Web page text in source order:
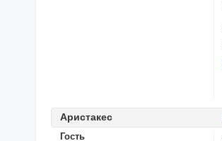
Аристакеc
Гость